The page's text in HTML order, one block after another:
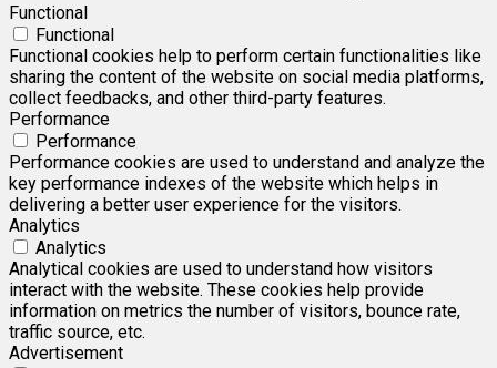
Functional
Functional
Functional cookies help to perform certain functionalities like
sharing the content of the website on social media platforms,
collect feedbacks, and other third-party features.
Performance
Performance
Performance cookies are used to understand and analyze the
key performance indexes of the website which helps in
delivering a better user experience for the visitors.
Analytics
Analytics
Analytical cookies are used to understand how visitors
interact with the website. These cookies help provide
information on metrics the number of visitors, bounce rate,
traffic source, etc.
Advertisement